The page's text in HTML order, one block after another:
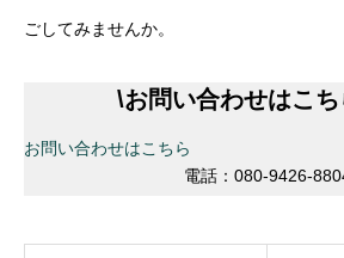
ごしてみませんか。
\お問い合わせはこち
お問い合わせはこちら
電話：080-9426-